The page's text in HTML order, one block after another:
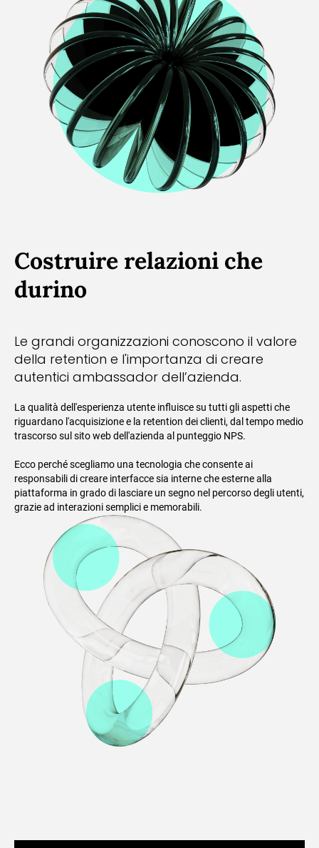
Costruire relazioni che
durino
Le grandi organizzazioni conoscono il valore
della retention e l'importanza di creare
autentici ambassador dell’azienda.
La qualità dell'esperienza utente influisce su tutti gli aspetti che
riguardano l'acquisizione e la retention dei clienti, dal tempo medio
trascorso sul sito web dell'azienda al punteggio NPS.
Ecco perché scegliamo una tecnologia che consente ai
responsabili di creare interfacce sia interne che esterne alla
piattaforma in grado di lasciare un segno nel percorso degli utenti,
grazie ad interazioni semplici e memorabili.